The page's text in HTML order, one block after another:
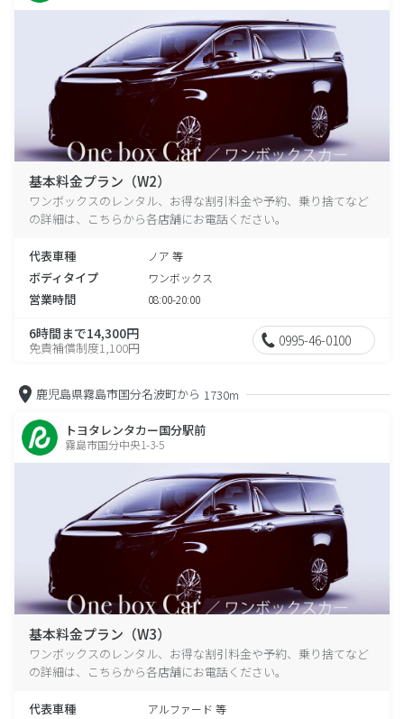
基本料金プラン（W2）
ワンボックスのレンタル、お得な割引料金や予約、乗り捨てなど
の詳細は、こちらから各店舗にお電話ください。
代表車種 ノア 等
ボディタイプ ワンボックス
営業時間 08:00-20:00
6時間まで14,300円
免責補償制度1,100円 0995-46-0100
鹿児島県霧島市国分名波町から 1730m
トヨタレンタカー国分駅前
霧島市国分中央1-3-5
基本料金プラン（W3）
ワンボックスのレンタル、お得な割引料金や予約、乗り捨てなど
の詳細は、こちらから各店舗にお電話ください。
代表車種 アルファード 等